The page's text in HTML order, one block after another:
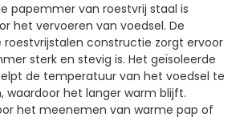
papemmer van roestvrij staal is
het vervoeren van voedsel. De
roestvrijstalen constructie zorgt ervoor
sterk en stevig is. Het geïsoleerde
de temperatuur van het voedsel te
waardoor het langer warm blijft.
het meenemen van warme pap of